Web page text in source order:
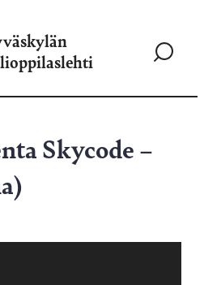
Siirry
Skycode –